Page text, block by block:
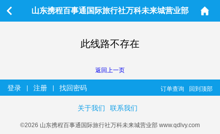
山东携程百事通国际旅行社万科未来城营业部
此线路不存在
返回上一页
登录 注册 找回密码 回到顶部
订单查询
关于我们 联系我们
©2026 山东携程百事通国际旅行社万科未来城营业部 www.qdlvy.com